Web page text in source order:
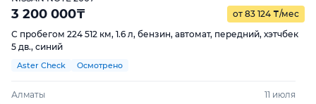
3 200 000₸ от 83 124 ₸/мес
С пробегом 224 512 км, 1.6 л, бензин, автомат, передний, хэтчбек
5 дв., синий
Aster Check Осмотрено
Алматы 11 июля